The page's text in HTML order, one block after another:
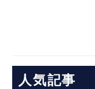
人気記事